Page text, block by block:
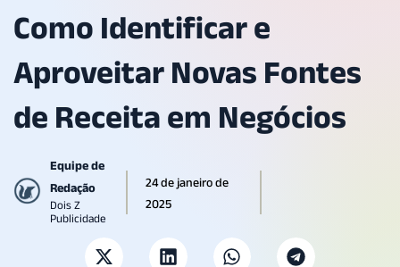
Como Identificar e
Aproveitar Novas Fontes
de Receita em Negócios
Equipe de
Redação
Dois Z
Publicidade
24 de janeiro de
2025